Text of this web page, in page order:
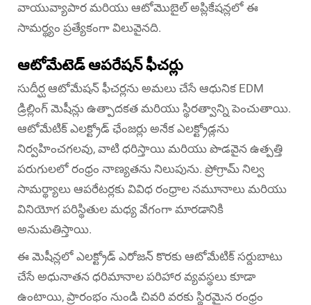
వాయువ్యాపార మరియు ఆటోమొబైల్ అప్లికేషన్లలో ఈ
సామర్థ్యం ప్రత్యేకంగా విలువైనది.
ఆటోమేటెడ్ ఆపరేషన్ ఫీచర్లు
సుదీర్ఘ ఆటోమేషన్ ఫీచర్లను అమలు చేసే ఆధునిక EDM
డ్రిల్లింగ్ మెషీన్లు ఉత్పాదకత మరియు స్థిరత్వాన్ని పెంచుతాయి.
ఆటోమేటిక్ ఎలక్ట్రోడ్ ఛేంజర్లు అనేక ఎలక్ట్రోడ్లను
నిర్వహించగలవు, వాటి ధరిస్తాయి మరియు పొడవైన ఉత్పత్తి
పరుగులలో రంధ్రం నాణ్యతను నిలుపును. ప్రోగ్రామ్ నిల్వ
సామర్థ్యాలు ఆపరేటర్లకు వివిధ రంధ్రాల నమూనాలు మరియు
వినియోగ పరిస్థితుల మధ్య వేగంగా మారడానికి
అనుమతిస్తాయి.
ఈ మెషీన్లలో ఎలక్ట్రోడ్ ఎరోజన్ కొరకు ఆటోమేటిక్ సర్దుబాటు
చేసే అధునాతన ధరిమానాల పరిహార వ్యవస్థలు కూడా
ఉంటాయి, ప్రారంభం నుండి చివరి వరకు స్థిరమైన రంధ్రం